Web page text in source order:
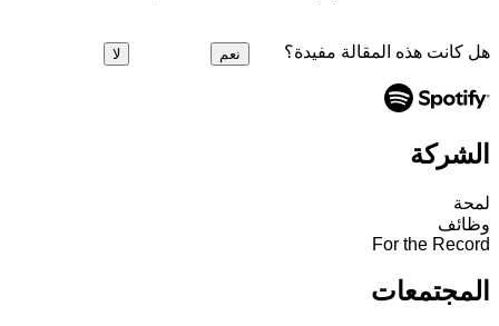
هل كانت هذه المقالة مفيدة؟ نعم لا
الشركة
لمحة
وظائف
For the Record
المجتمعات